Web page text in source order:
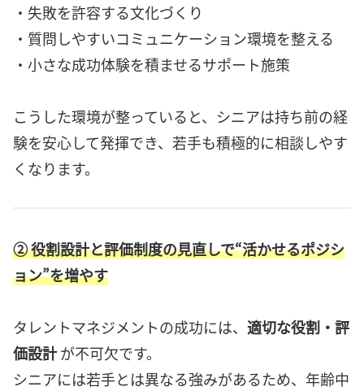
・失敗を許容する文化づくり
・質問しやすいコミュニケーション環境を整える
・小さな成功体験を積ませるサポート施策
こうした環境が整っていると、シニアは持ち前の経
験を安心して発揮でき、若手も積極的に相談しやす
くなります。
② 役割設計と評価制度の見直しで“活かせるポジシ
ョン”を増やす
タレントマネジメントの成功には、 適切な役割・評
価設計が不可欠です。
シニアには若手とは異なる強みがあるため、年齢中